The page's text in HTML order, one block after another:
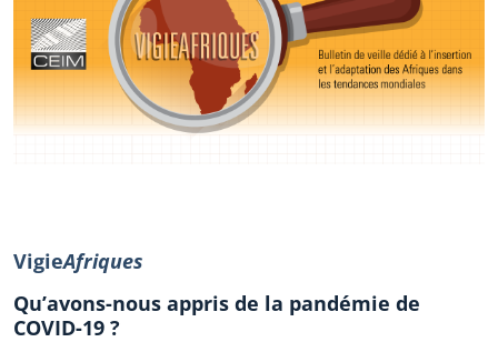
VigieAfriques
Qu’avons-nous appris de la pandémie de
COVID-19 ?